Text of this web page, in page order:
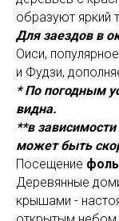
образуют яркий
Для заездов в
Оиси,
и Фудзи,
* По погодным
видна.
**в
может быть
Посещение
Деревянные
крышами -